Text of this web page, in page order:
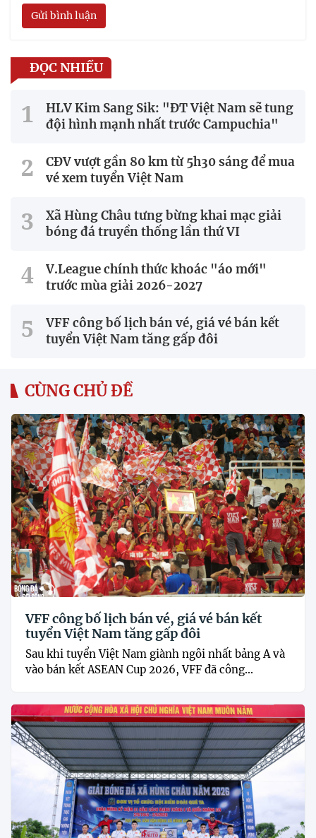
Gửi bình luận
ĐỌC NHIỀU
HLV Kim Sang Sik: "ĐT Việt Nam sẽ tung
đội hình mạnh nhất trước Campuchia"
CĐV vượt gần 80 km từ 5h30 sáng để mua
vé xem tuyển Việt Nam
Xã Hùng Châu tưng bừng khai mạc giải
bóng đá truyền thống lần thứ VI
V.League chính thức khoác "áo mới"
trước mùa giải 2026-2027
VFF công bố lịch bán vé, giá vé bán kết
tuyển Việt Nam tăng gấp đôi
CÙNG CHỦ ĐỀ
VFF công bố lịch bán vé, giá vé bán kết
tuyển Việt Nam tăng gấp đôi
Sau khi tuyển Việt Nam giành ngôi nhất bảng A và
vào bán kết ASEAN Cup 2026, VFF đã công...